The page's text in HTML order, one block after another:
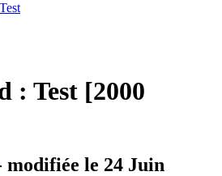
Test
: Test [2000
modifiée le 24 Juin